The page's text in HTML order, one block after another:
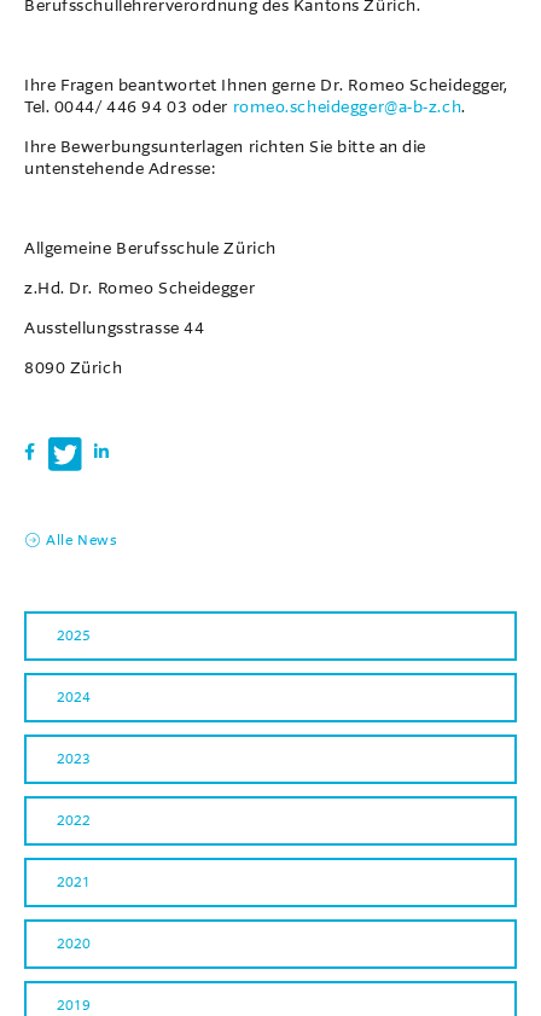
Berufsschullehrerverordnung des Kantons Zürich.
Ihre Fragen beantwortet Ihnen gerne Dr. Romeo Scheidegger,
Tel. 0044/ 446 94 03 oder romeo.scheidegger@a-b-z.ch.
Ihre Bewerbungsunterlagen richten Sie bitte an die
untenstehende Adresse:
Allgemeine Berufsschule Zürich
z.Hd. Dr. Romeo Scheidegger
Ausstellungsstrasse 44
8090 Zürich
Alle News
2025
2024
2023
2022
2021
2020
2019